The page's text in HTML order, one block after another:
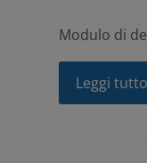
Modulo di
Leggi tutto